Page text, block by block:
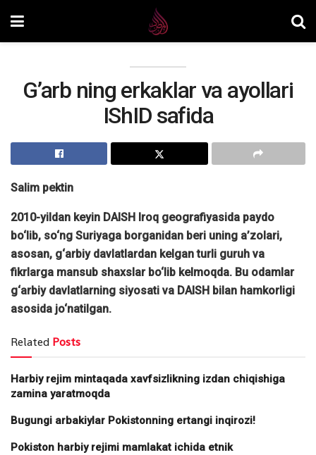
G’arb ning erkaklar va ayollari
IShID safida
Salim pektin
2010-yildan keyin DAISH Iroq geografiyasida paydo
bo‘lib, so‘ng Suriyaga borganidan beri uning a’zolari,
asosan, g‘arbiy davlatlardan kelgan turli guruh va
fikrlarga mansub shaxslar bo‘lib kelmoqda. Bu odamlar
g‘arbiy davlatlarning siyosati va DAISH bilan hamkorligi
asosida jo‘natilgan.
Related Posts
Harbiy rejim mintaqada xavfsizlikning izdan chiqishiga
zamina yaratmoqda
Bugungi arbakiylar Pokistonning ertangi inqirozi!
Pokiston harbiy rejimi mamlakat ichida etnik